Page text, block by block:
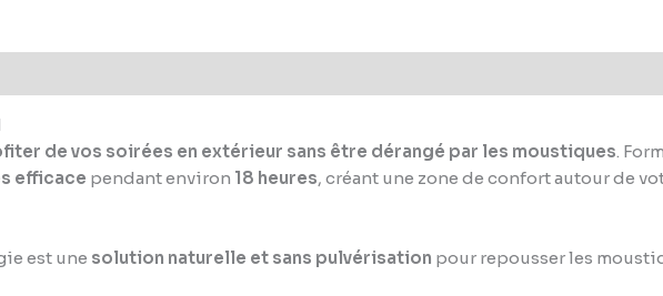
de vos soirées en extérieur sans être dérangé par les moustiques.
efficace pendant environ 18 heures, créant une zone de confort autour de
est une solution naturelle et sans pulvérisation pour repousser les